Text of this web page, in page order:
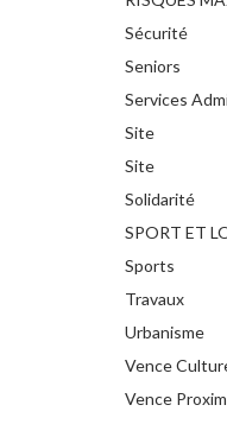
Sécurité
Seniors
Services
Site
Site
Solidarité
SPORT ET
Sports
Travaux
Urbanisme
Vence
Vence